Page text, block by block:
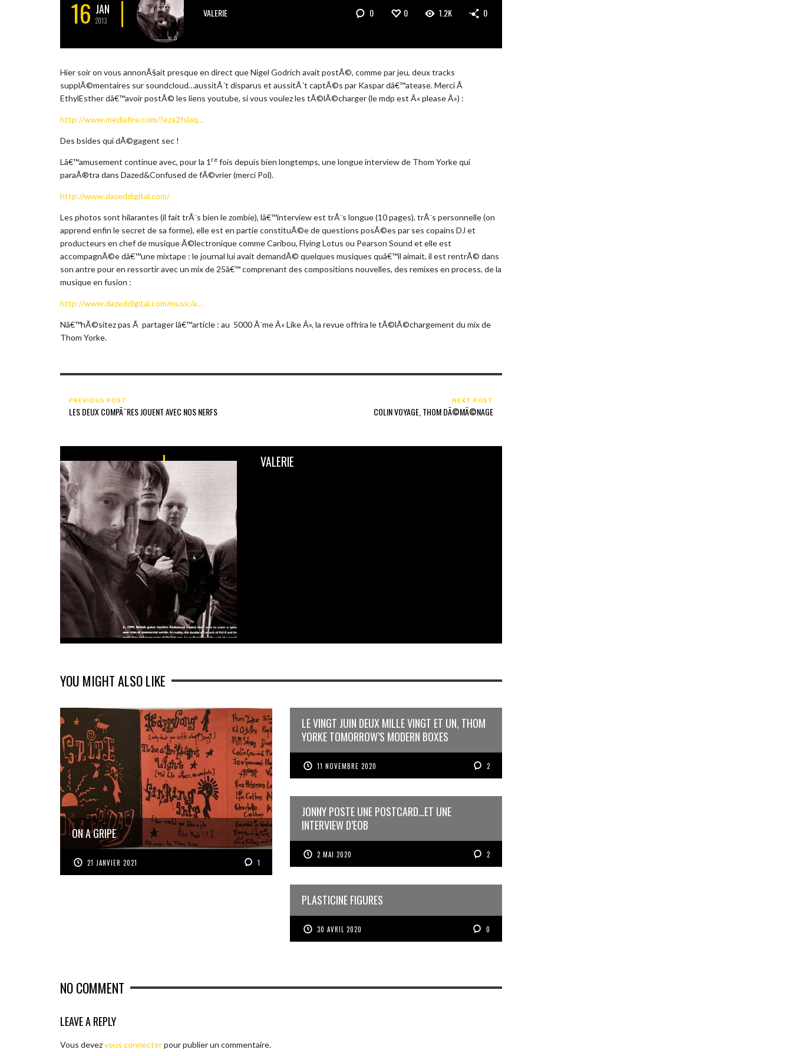
16 JAN
2013
VALERIE 0 0 1.2K 0
Hier soir on vous annonÃ§ait presque en direct que Nigel Godrich avait postÃ©, comme par jeu, deux tracks
supplÃ©mentaires sur soundcloud…aussitÃ´t disparus et aussitÃ´t captÃ©s par Kaspar dâ€™atease. Merci Ã
EthylEsther dâ€™avoir postÃ© les liens youtube, si vous voulez les tÃ©lÃ©charger (le mdp est Â« please Â») :
http://www.mediafire.com/?eza2fslaq…
Des bsides qui dÃ©gagent sec !
Lâ€™amusement continue avec, pour la 1 re fois depuis bien longtemps, une longue interview de Thom Yorke qui
paraÃ®tra dans Dazed&Confused de fÃ©vrier (merci Pol).
http://www.dazeddigital.com/
Les photos sont hilarantes (il fait trÃ¨s bien le zombie), lâ€™interview est trÃ¨s longue (10 pages), trÃ¨s personnelle (on
apprend enfin le secret de sa forme), elle est en partie constituÃ©e de questions posÃ©es par ses copains DJ et
producteurs en chef de musique Ã©lectronique comme Caribou, Flying Lotus ou Pearson Sound et elle est
accompagnÃ©e dâ€™une mixtape : le journal lui avait demandÃ© quelques musiques quâ€™il aimait, il est rentrÃ© dans
son antre pour en ressortir avec un mix de 25â€™ comprenant des compositions nouvelles, des remixes en process, de la
musique en fusion :
http://www.dazeddigital.com/music/a…
Nâ€™hÃ©sitez pas Ã partager lâ€™article : au 5000 Ã¨me Â« Like Â», la revue offrira le tÃ©lÃ©chargement du mix de
Thom Yorke.
PREVIOUS POST
LES DEUX COMPÃ¨RES JOUENT AVEC NOS NERFS
NEXT POST
COLIN VOYAGE, THOM DÃ©MÃ©NAGE
VALERIE
YOU MIGHT ALSO LIKE
ON A GRIPE
21 JANVIER 2021 1
LE VINGT JUIN DEUX MILLE VINGT ET UN, THOM
YORKE TOMORROW’S MODERN BOXES
11 NOVEMBRE 2020 2
JONNY POSTE UNE POSTCARD…ET UNE
INTERVIEW D’EOB
2 MAI 2020 2
PLASTICINE FIGURES
30 AVRIL 2020 0
NO COMMENT
LEAVE A REPLY
Vous devezvous connecterpour publier un commentaire.